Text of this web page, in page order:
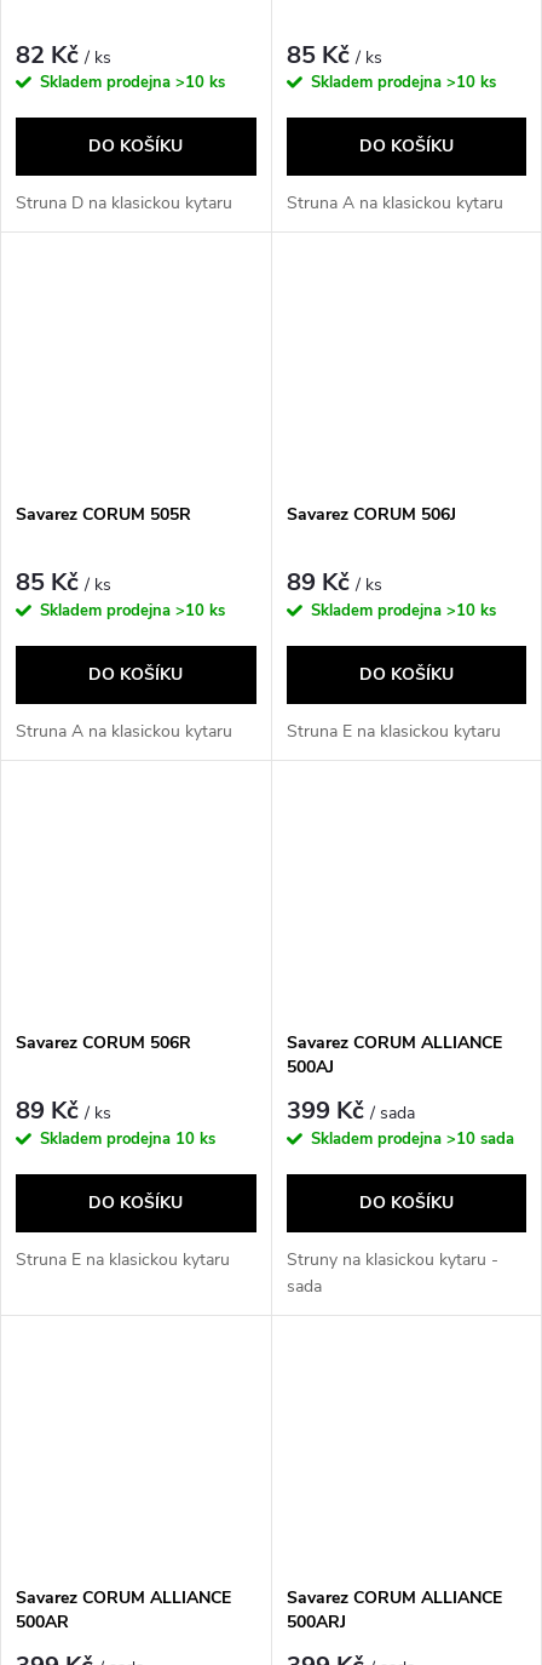
82 Kč/ ks
Skladem prodejna >10 ks
DO KOŠÍKU
Struna D na klasickou kytaru
85 Kč/ ks
Skladem prodejna >10 ks
DO KOŠÍKU
Struna A na klasickou kytaru
Savarez CORUM 505R
85 Kč/ ks
Skladem prodejna >10 ks
DO KOŠÍKU
Struna A na klasickou kytaru
Savarez CORUM 506J
89 Kč/ ks
Skladem prodejna >10 ks
DO KOŠÍKU
Struna E na klasickou kytaru
Savarez CORUM 506R
89 Kč/ ks
Skladem prodejna 10 ks
DO KOŠÍKU
Struna E na klasickou kytaru
Savarez CORUM ALLIANCE
500AJ
399 Kč/ sada
Skladem prodejna >10 sada
DO KOŠÍKU
Struny na klasickou kytaru -
sada
Savarez CORUM ALLIANCE
500AR
Savarez CORUM ALLIANCE
500ARJ